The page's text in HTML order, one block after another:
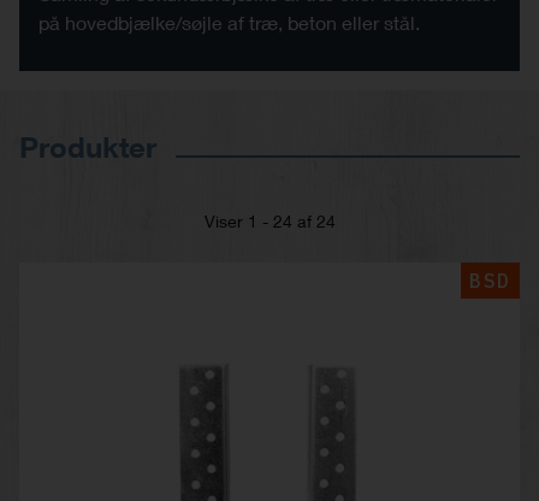
på hovedbjælke/søjle af træ, beton eller stål.
Produkter
Viser 1 - 24 af 24
BSD